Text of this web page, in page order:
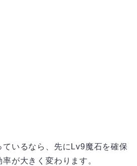
いるなら、先にLv9魔石を確保
が大きく変わります。